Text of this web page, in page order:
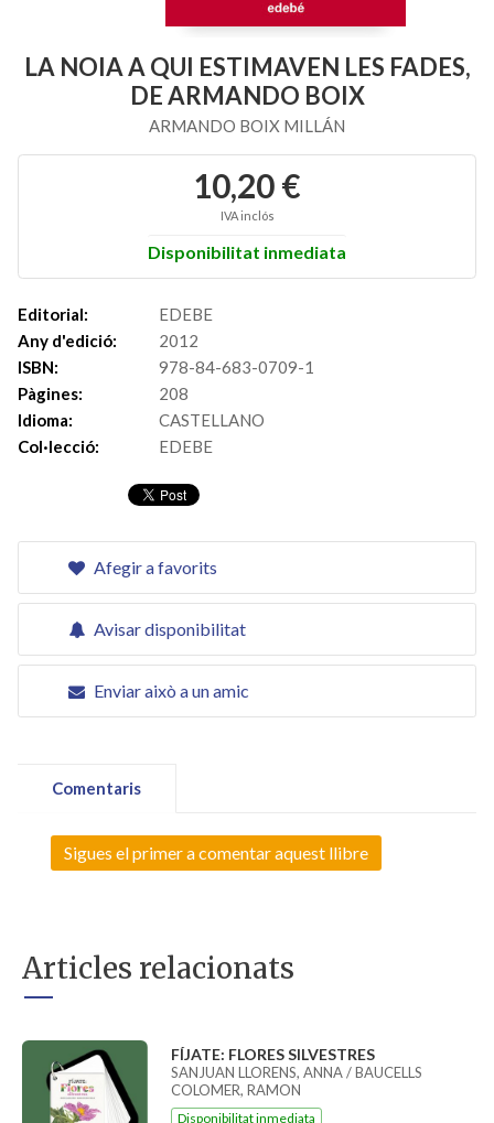
LA NOIA A QUI ESTIMAVEN LES FADES,
DE ARMANDO BOIX
ARMANDO BOIX MILLÁN
10,20 €
IVA inclós
Disponibilitat inmediata
Editorial:
EDEBE
Any d'edició:
2012
ISBN:
978-84-683-0709-1
Pàgines:
208
Idioma:
CASTELLANO
Col·lecció:
EDEBE
Afegir a favorits
Avisar disponibilitat
Enviar això a un amic
Comentaris
Sigues el primer a comentar aquest llibre
Articles relacionats
FÍJATE: FLORES SILVESTRES
SANJUAN LLORENS, ANNA / BAUCELLS
COLOMER, RAMON
Disponibilitat inmediata